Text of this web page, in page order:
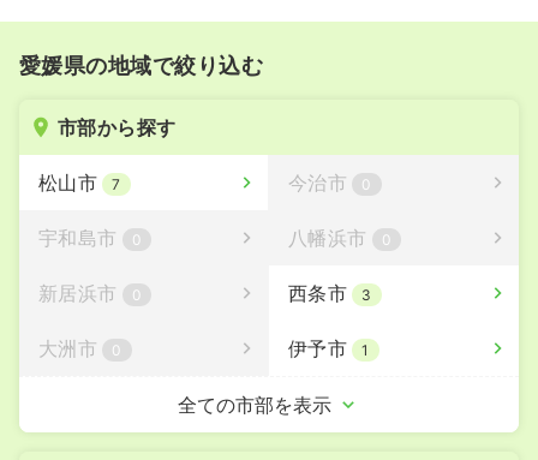
愛媛県の地域で絞り込む
市部から探す
松山市 7 今治市 0
宇和島市 0 八幡浜市 0
新居浜市 0 西条市 3
大洲市 0 伊予市 1
西予市
全ての市部を表示